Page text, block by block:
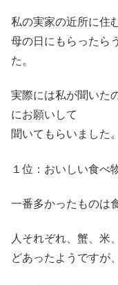
私の実家の近所に住
母の日にもらったら
た。
実際には私が聞いた
にお願いして
聞いてもらいました。
１位：おいしい食べ
一番多かったものは
人それぞれ、蟹、米
どあったようですが、